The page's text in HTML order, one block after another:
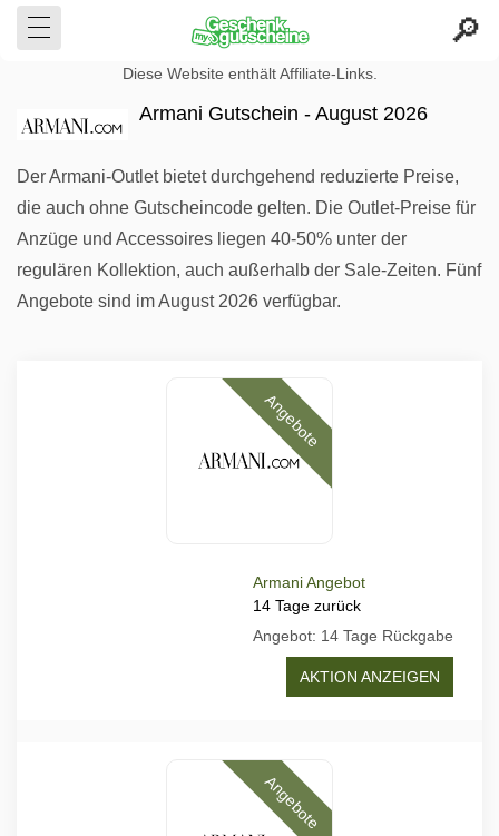
Diese Website enthält Affiliate-Links.
Armani Gutschein - August 2026
Der Armani-Outlet bietet durchgehend reduzierte Preise,
die auch ohne Gutscheincode gelten. Die Outlet-Preise für
Anzüge und Accessoires liegen 40-50% unter der
regulären Kollektion, auch außerhalb der Sale-Zeiten. Fünf
Angebote sind im August 2026 verfügbar.
Angebote
Armani Angebot
14 Tage zurück
Angebot: 14 Tage Rückgabe
AKTION ANZEIGEN
Angebote